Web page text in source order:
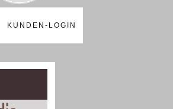
KUNDEN-LOGIN